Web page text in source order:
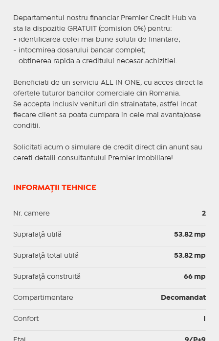
Departamentul nostru financiar Premier Credit Hub va
sta la dispozitie GRATUIT (comision 0%) pentru:
- identificarea celei mai bune solutii de finantare;
- intocmirea dosarului bancar complet;
- obtinerea rapida a creditului necesar achizitiei.
Beneficiati de un serviciu ALL IN ONE, cu acces direct la
ofertele tuturor bancilor comerciale din Romania.
Se accepta inclusiv venituri din strainatate, astfel incat
fiecare client sa poata cumpara in cele mai avantajoase
conditii.
Solicitati acum o simulare de credit direct din anunt sau
cereti detalii consultantului Premier Imobiliare!
INFORMAȚII TEHNICE
Nr. camere 2
Suprafaţă utilă 53.82 mp
Suprafaţă total utilă 53.82 mp
Suprafaţă construită 66 mp
Compartimentare Decomandat
Confort